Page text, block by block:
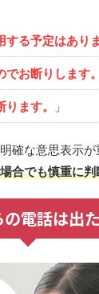
る予定はありま
お断りします。
ます。 」
確な意思表示が
合でも慎重に
電話は出